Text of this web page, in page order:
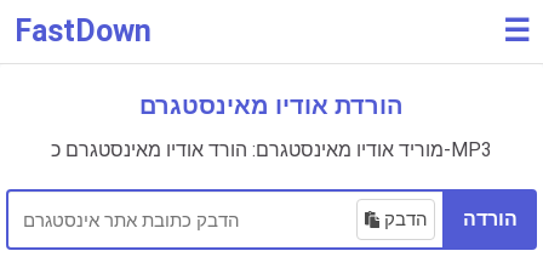
FastDown ☰
הורדת אודיו מאינסטגרם
מוריד אודיו מאינסטגרם: הורד אודיו מאינסטגרם כ-MP3
הדבק הורדה